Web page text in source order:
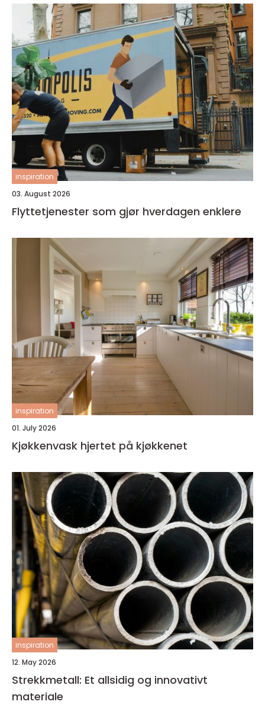
inspiration
03. August 2026
Flyttetjenester som gjør hverdagen enklere
inspiration
01. July 2026
Kjøkkenvask hjertet på kjøkkenet
inspiration
12. May 2026
Strekkmetall: Et allsidig og innovativt
materiale